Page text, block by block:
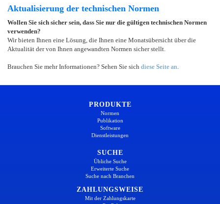
Aktualisierung der technischen Normen
Wollen Sie sich sicher sein, dass Sie nur die gültigen technischen Normen
verwenden?
Wir bieten Ihnen eine Lösung, die Ihnen eine Monatsübersicht über die
Aktualität der von Ihnen angewandten Normen sicher stellt.
Brauchen Sie mehr Informationen? Sehen Sie sich diese Seite an
PRODUKTE
Normen
Publikation
Software
Dienstleistungen
SUCHE
Übliche Suche
Erweiterte Suche
Suche nach Branchen
ZAHLUNGSWEISE
Mit der Zahlungskarte